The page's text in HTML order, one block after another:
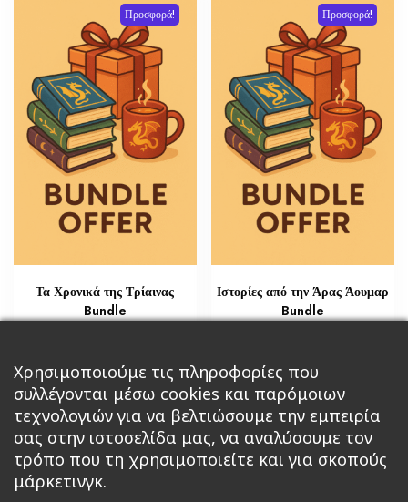
Προσφορά!
Τα Χρονικά της Τρίαινας
Bundle
was:
20,00 €.
τιμή
είναι:
15,00 €.
Add to cart
Προσφορά!
Ιστορίες από την Άρας Άουμαρ
Bundle
was:
52,50 €.
47,25 €.
Add to cart
Χρησιμοποιούμε τις πληροφορίες που
συλλέγονται μέσω cookies και παρόμοιων
τεχνολογιών για να βελτιώσουμε την εμπειρία
σας στην ιστοσελίδα μας, να αναλύσουμε τον
τρόπο που τη χρησιμοποιείτε και για σκοπούς
μάρκετινγκ.